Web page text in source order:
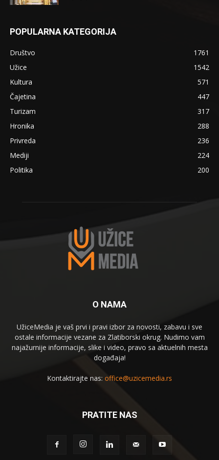
POPULARNA KATEGORIJA
Društvo
1761
Užice
1542
Kultura
571
Čajetina
447
Turizam
317
Hronika
288
Privreda
236
Mediji
224
Politika
200
O NAMA
UžiceMedia je vaš prvi i pravi izbor za novosti, zabavu i sve
ostale informacije vezane za Zlatiborski okrug. Nudimo vam
najažurnije informacije, slike i video, pravo sa aktuelnih mesta
događaja!
Kontaktirajte nas: office@uzicemedia.rs
PRATITE NAS